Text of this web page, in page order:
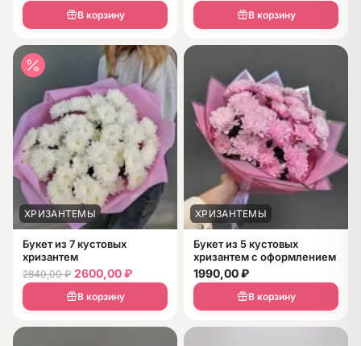
В корзину В корзину
ХРИЗАНТЕМЫ
Букет из 7 кустовых
хризантем
2840,00₽ 2600,00₽
В корзину
ХРИЗАНТЕМЫ
Букет из 5 кустовых
хризантем с оформлением
1990,00₽
В корзину